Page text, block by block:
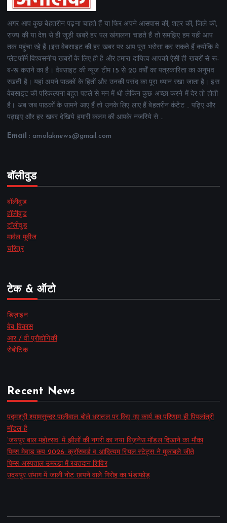
अगर आप कुछ बेहतरीन पढ़ना चाहते हैं या फिर अपने आसपास की, शहर की, जिले की,
राज्य की या देश से ही जुड़ी खबरें हर पल खंगालना चाहते हैं तो समझिए हम यही आप
तक पहुंचा रहे हैं।इस वेबसाइट की हर खबर पर आप पूरा भरोसा कर सकते हैं क्योंकि ये
प्लेटफॉर्म विश्वसनीय खबरों के लिए ही है और हमारा दायित्व आपको ऐसी ही खबरों से रू-
ब-रू कराने का है। वेबसाइट की न्यूज टीम 15 से 20 वर्षों का पत्रकारिता का अनुभव
रखती है। यहां अपने पाठकों के हितों और उनकी पसंद का पूरा ध्यान रखा जाता है। इस
वेबसाइट की परिकल्पना बहुत पहले से मन में थी लेकिन कुछ अच्छा करने में देर तो होती
है। अब जब पाठकों के सामने आए हैं तो उनके लिए लाए हैं बेहतरीन कंटेंट .. पढ़िए और
पढ़ाइए और हर खबर देखिये हमारी कलम की आपके नजरिये से ..
Email : amolaknews@gmail.com
बॉलीवुड
बॉलीवुड
हॉलीवुड
टॉलीवुड
मार्वल मूवीज
चरित्र
टेक & ऑटो
डिज़ाइन
वेब विकास
आर / वी प्रौद्योगिकी
रोबोटिक
Recent News
पद्मश्री श्यामसुन्दर पालीवाल बोले धरातल पर किए गए कार्य का परिणाम ही पिपलांत्री
मॉडल है
‘जयपुर बाल महोत्सव’ में झीलों की नगरी का नया बिज़नेस मॉडल दिखाने का मौका
पिम्स मेवाड़ कप 2026: क्रॉसवर्ड व आदित्यम रियल स्टेट्स ने मुकाबले जीते
पिम्स अस्पताल उमरडा में रक्तदान शिविर
उदयपुर संभाग में जाली नोट छापने वाले गिरोह का भंडाफोड़